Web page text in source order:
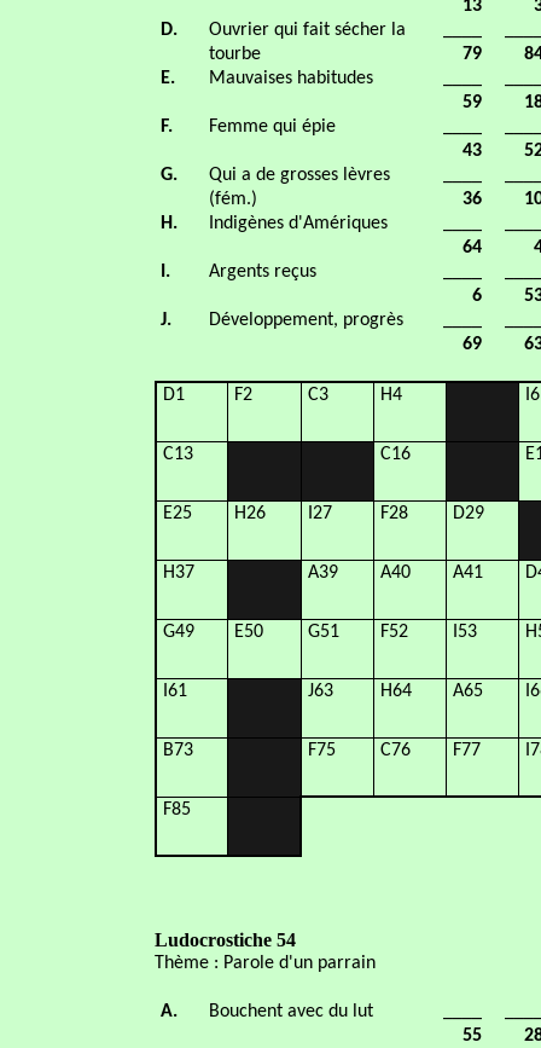
13
D.
Ouvrier qui fait sécher la
tourbe
79
E.
Mauvaises habitudes
59
F.
Femme qui épie
43
G.
Qui a de grosses lèvres
(fém.)
36
H.
Indigènes d'Amériques
64
I.
Argents reçus
6
J.
Développement, progrès
69
D1 F2 C3 H4 I6
C13 C16
E25 H26 I27 F28 D29
H37 A39 A40 A41
G49 E50 G51 F52 I53
I61 J63 H64 A65
B73 F75 C76 F77
F85
Ludocrostiche 54
Thème : Parole d'un parrain
A. Bouchent avec du lut
55